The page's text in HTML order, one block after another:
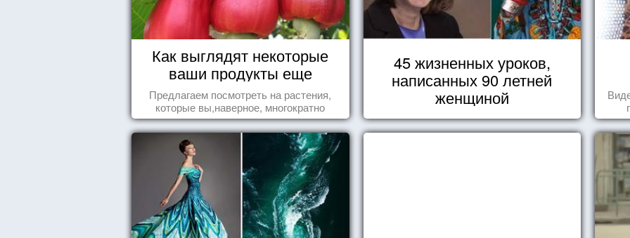
Как выглядят некоторые
ваши продукты еще
живыми?
Предлагаем посмотреть на растения,
которые вы,наверное, многократно
видели , но никогда не представляли
себе, что употребляете их в пищу.
45 жизненных уроков,
написанных 90 летней
женщиной